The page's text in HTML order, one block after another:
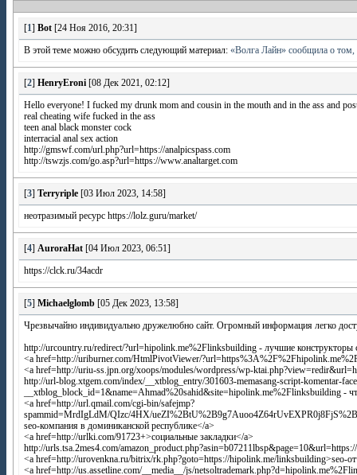
1 Bot [24 Ноя 2016, 20:31]
В этой теме можно обсудить следующий материал: «Волга Лайн» сообщила о том,
2 HenryEroni [08 Дек 2021, 02:12]
Hello everyone! I fucked my drunk mom and cousin in the mouth and in the ass and
real cheating wife fucked in the ass
teen anal black monster cock
interracial anal sex action
http://gmswf.com/url.php?url=https://analpicspass.com
http://tswzjs.com/go.asp?url=https://www.analtarget.com
3 Terryriple [03 Июл 2023, 14:58]
неотразимый ресурс https://lolz.guru/market/
4 AuroraHat [04 Июл 2023, 06:51]
https://clck.ru/34acdr
5 Michaelglomb [05 Дек 2023, 13:58]
Чрезвычайно индивидуально дружелюбно сайт. Огромный информация легко
http://urcountry.ru/redirect/?url=hipolink.me%2Flinksbuilding - лучшие конструкторы
<a href=http://uriburner.com/HtmlPivotViewer/
<a href=http://uriu-ss.jpn.org/xoops/modules/wordpress/wp-
http://url-blog.xtgem.com/index/__xtblog_entry/301603-memasang-script-komentar-
__xtblog_block_id=1&name=Ahmad%20sahid&site=hipolink.me%2Flinksbuilding -
<a href=http://url.qmail.com/cgi-bin/safejmp?
spammid=MrdIgLdM/QIzc/4HX/
seo-компания в доминиканской республике</a>
<a href=http://urlki.com/91723+>социальные закладки</a>
http://urls.tsa.2mes4.com/
<a href=http://urovenkna.ru/bitrix/rk.php?goto=https://hipolink.me/linksbuilding>seo-
<a href=http://us.assetline.com/__media__/js/